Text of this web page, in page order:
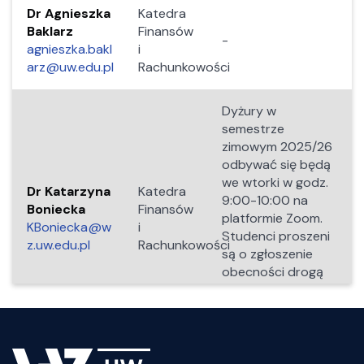
Dr Agnieszka
Baklarz
agnieszka.bakl
arz@uw.edu.pl
Katedra
Finansów
i
Rachunkowości
-
Dr Katarzyna
Boniecka
KBoniecka@w
z.uw.edu.pl
Katedra
Finansów
i
Rachunkowości
Dyżury w
semestrze
zimowym 2025/26
odbywać się będą
we wtorki w godz.
9:00-10:00 na
platformie Zoom.
Studenci proszeni
są o zgłoszenie
obecności drogą
mailową
przynajmniej dzień